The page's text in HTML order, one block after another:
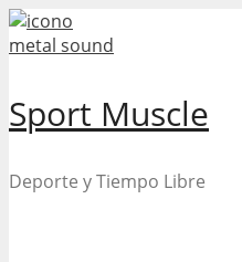
Skip
to
Sport Muscle
Deporte y Tiempo Libre